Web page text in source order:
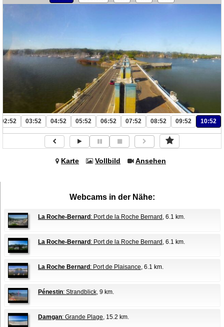
02:52 03:52 04:52 05:52 06:52 07:52 08:52 09:52 10:52
Karte Vollbild Ansehen
Webcams in der Nähe:
La Roche-Bernard : Port de la Roche Bernard , 6.1 km.
La Roche-Bernard : Port de la Roche Bernard , 6.1 km.
La Roche Bernard : Port de Plaisance, 6.1 km.
Pénestin: Strandblick, 9 km.
Damgan: Grande Plage, 15.2 km.